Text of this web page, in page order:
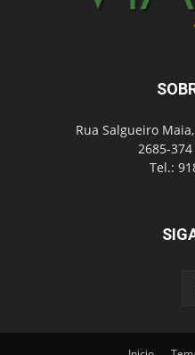
Rua Salgueiro
2685-
Tel.: